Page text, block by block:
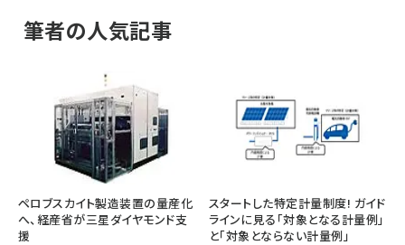
筆者の人気記事
ペロブスカイト製造装置の量産化
へ、経産省が三星ダイヤモンド支
援
スタートした特定計量制度! ガイド
ラインに見る「対象となる計量例」
と「対象とならない計量例」